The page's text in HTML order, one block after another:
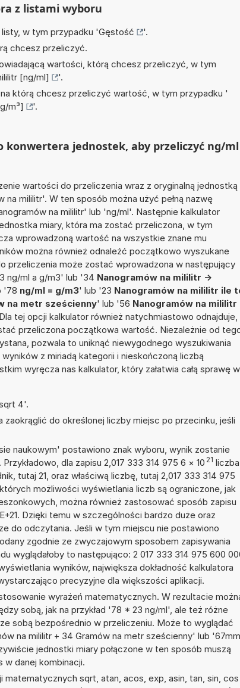
z listami wyboru
w tym przypadku 'Gęstość
'.
chcesz przeliczyć.
wartości, którą chcesz przeliczyć, w tym
[ng/ml]
'.
którą chcesz przeliczyć wartość, w tym przypadku '
m³]
'.
konwertera jednostek, aby przeliczyć ng/ml
wartości do przeliczenia wraz z oryginalną jednostką
na mililitr'. W ten sposób można użyć pełną nazwę
na mililitr' lub 'ng/ml'. Następnie kalkulator
miary, która ma zostać przeliczona, w tym
wprowadzoną wartość na wszystkie znane mu
można również odnaleźć początkowo wyszukane
przeliczenia może zostać wprowadzona w następujący
ng/ml a g/m3' lub '34 Nanogramów na mililitr ->
'78 ng/ml = g/m3' lub '23 Nanogramów na mililitr ile
na metr sześcienny' lub '56 Nanogramów na mililitr
tej opcji kalkulator również natychmiastowo odnajduje,
przeliczona początkowa wartość. Niezależnie od
pozwala to uniknąć niewygodnego wyszukiwania
z miriadą kategorii i nieskończoną liczbą
wyręcza nas kalkulator, który załatwia całą sprawę w
4'.
zaokrąglić do określonej liczby miejsc po przecinku, jeśli
naukowym' postawiono znak wyboru, wynik zostanie
dla zapisu 2,017 333 314 975 6 × 10 21 liczba
tutaj 21, oraz właściwą liczbę, tutaj 2,017 333 314 975
możliwości wyświetlania liczb są ograniczone, jak
można również zastosować sposób zapisu
Dzięki temu w szczególności bardzo duże oraz
do odczytania. Jeśli w tym miejscu nie postawiono
zgodnie ze zwyczajowym sposobem zapisywania
wyglądałoby to następująco: 2 017 333 314 975 600
wyników, największa dokładność kalkulatora
precyzyjne dla większości aplikacji.
wyrażeń matematycznych. W rezultacie
sobą, jak na przykład '78 * 23 ng/ml', ale też różne
sobą bezpośrednio w przeliczeniu. Może to wyglądać
na mililitr + 34 Gramów na metr sześcienny' lub '67mm
jednostki miary połączone w ten sposób muszą
w danej kombinacji.
matematycznych sqrt, atan, acos, exp, asin, tan, sin, cos